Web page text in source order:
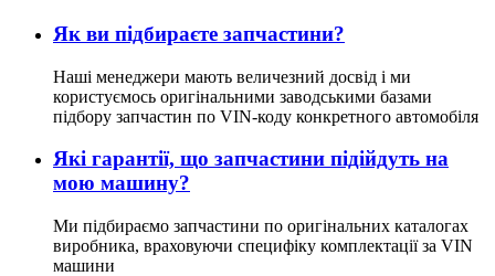
Як ви підбираєте запчастини?
Наші менеджери мають величезний досвід і ми
користуємось оригінальними заводськими базами
підбору запчастин по VIN-коду конкретного автомобіля
Які гарантії, що запчастини підійдуть на
мою машину?
Ми підбираємо запчастини по оригінальних каталогах
виробника, враховуючи специфіку комплектації за VIN
машини